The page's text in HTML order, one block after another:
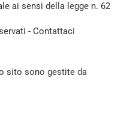
ai sensi della legge n. 62
- Contattaci
sito sono gestite da